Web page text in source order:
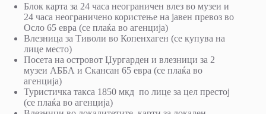
Блок карта за 24 часа неограничен влез во музеи и
24 часа неограничено користење на јавен превоз во
Осло 65 евра (се плаќа во агенција)
Влезница за Тиволи во Копенхаген (се купува на
лице место)
Посета на островот Џургарден и влезници за 2
музеи АББА и Скансан 65 евра (се плаќа во
агенција)
Туристичка такса 1850 мкд по лице за цел престој
(се плаќа во агенција)